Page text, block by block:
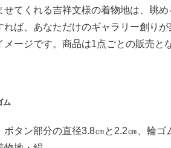
せてくれる吉祥文様の着物地は、眺
れば、あなただけのギャラリー創りが
メージです。商品は1点ごとの販売と
ム
ボタン部分の直径3.8㎝と2.2㎝、輪ゴ